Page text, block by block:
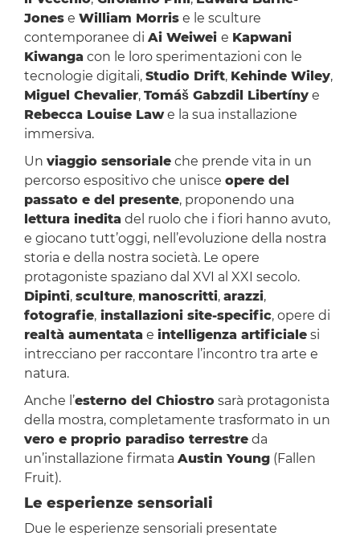
Jonese William Morrise le sculture
contemporanee di Ai Weiwei e Kapwani
Kiwanga con le loro sperimentazioni con le
tecnologie digitali, Studio Drift, Kehinde Wiley,
Miguel Chevalier, Tomáš Gabzdil Libertínye
Rebecca Louise Lawe la sua installazione
immersiva.
Un viaggio sensorialeche prende vita in un
percorso espositivo che unisce opere del
passato e del presente, proponendo una
lettura inedita del ruolo che i fiori hanno avuto,
e giocano tutt’oggi, nell’evoluzione della nostra
storia e della nostra società. Le opere
protagoniste spaziano dal XVI al XXI secolo.
Dipinti, sculture, manoscritti, arazzi,
fotografie,installazioni site-specific, opere di
realtà aumentata e intelligenza artificialesi
intrecciano per raccontare l’incontro tra arte e
natura.
Anche l’esterno del Chiostrosarà protagonista
della mostra, completamente trasformato in un
vero e proprio paradiso terrestreda
un’installazione firmata Austin Young(Fallen
Fruit).
Le esperienze sensoriali
Due le esperienze sensoriali presentate